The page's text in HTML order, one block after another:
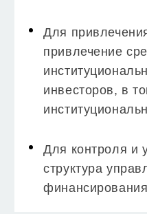
Для
привлечение
инвесторов, в
Для контроля и
структура